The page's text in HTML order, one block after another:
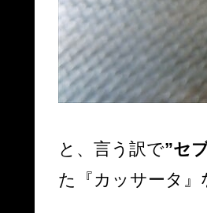
と、言う訳で”セ
た『カッサータ』